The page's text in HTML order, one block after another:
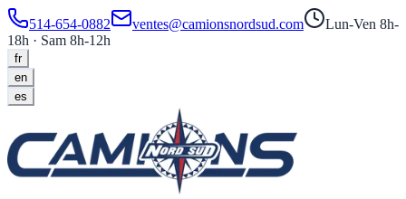
514-654-0882 ventes@camionsnordsud.com
Lun-Ven 8h-
18h · Sam 8h-12h
fr
en
es